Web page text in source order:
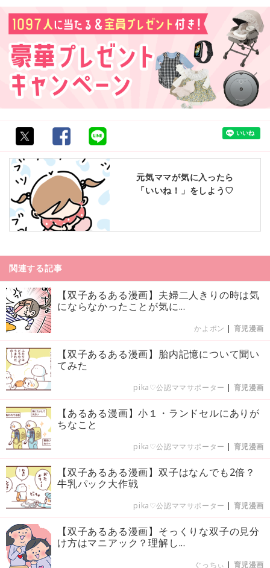
元気ママが気に入ったら
「いいね！」をしよう♡
関連する記事
【双子あるある漫画】夫婦二人きりの時は気
にならなかったことが気に...
かよポン | 育児漫画
【双子あるある漫画】胎内記憶について聞い
てみた
pika♡公認ママサポーター | 育児漫画
【あるある漫画】小１・ランドセルにありが
ちなこと
pika♡公認ママサポーター | 育児漫画
【双子あるある漫画】双子はなんでも2倍？
牛乳パック大作戦
pika♡公認ママサポーター | 育児漫画
【双子あるある漫画】そっくりな双子の見分
け方はマニアック？理解し...
ぐっちぃ | 育児漫画